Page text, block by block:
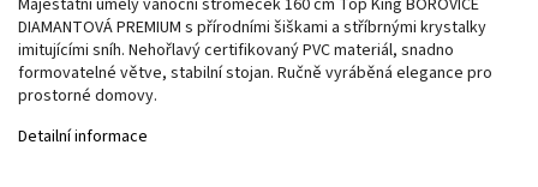
DIAMANTOVÁ PREMIUM s přírodními šiškami a stříbrnými krystalky
imitujícími sníh. Nehořlavý certifikovaný PVC materiál, snadno
formovatelné větve, stabilní stojan. Ručně vyráběná elegance pro
prostorné domovy.
Detailní informace